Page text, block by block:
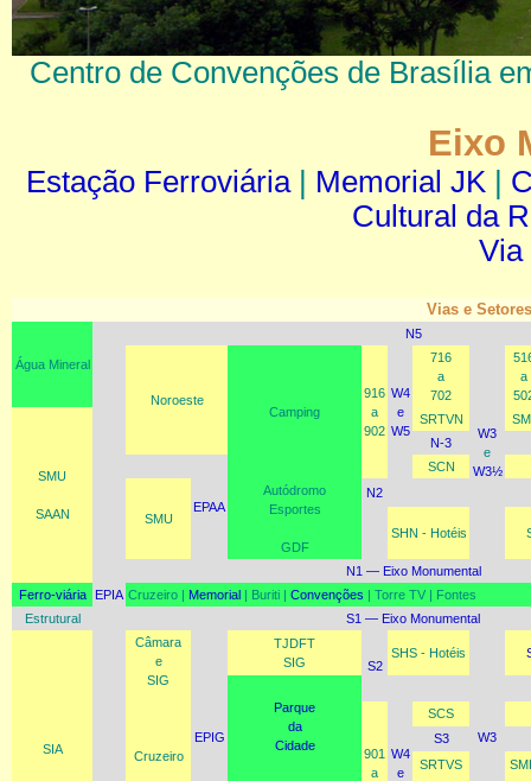
Centro de Convenções de Brasília
Eixo
Estação Ferroviária| Memorial JK
Cultural da
Via
Vias e
Água Mineral
EPIA
N5
Noroeste
Camping
916
a
902
W4
e
W5
716
a
702
W3
e
W3½
a
SMU
SAAN
SRTVN
N-3
EPAA
SCN
SMU
Autódromo
Esportes
GDF
N2
SHN - Hotéis
N1 — Eixo Monumental
Ferro-viária
Cruzeiro | Memorial | Buriti | Convenções | Torre TV | Fontes
Estrutural
S1 — Eixo Monumental
SIA
Câmara
e
SIG
Cruzeiro
EPIG
TJDFT
SIG
S2
SHS - Hotéis
W3
Parque
da
Cidade
901
a
W4
e
SCS
S3
SRTVS